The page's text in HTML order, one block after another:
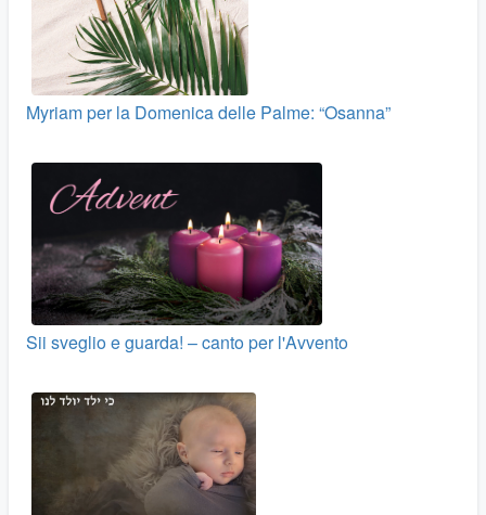
Myriam per la Domenica delle Palme: “Osanna”
Sii sveglio e guarda! – canto per l'Avvento